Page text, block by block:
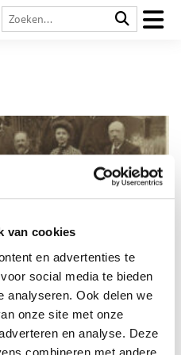
van cookies
en advertenties te
social media te bieden
analyseren. Ook delen we
onze site met onze
en analyse. Deze
combineren met andere
een lagere school voor
in Haarlem
de vele scholen die in de
opgericht, toen de
Het oprichten van een
want bijzondere scholen